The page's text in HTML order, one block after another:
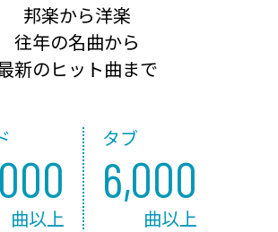
邦楽から洋楽
往年の名曲から
新のヒット曲まで
曲以上
タブ
6,000
曲以上